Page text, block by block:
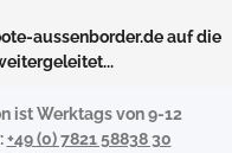
aussenborder.de auf die
ist Werktags von 9-12
+49 (0) 7821 58838 30